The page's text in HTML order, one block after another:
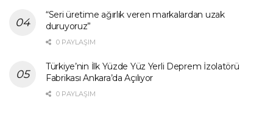
“Seri üretime ağırlık veren markalardan uzak
duruyoruz”
0 PAYLAŞIM
Türkiye’nin İlk Yüzde Yüz Yerli Deprem İzolatörü
Fabrikası Ankara’da Açılıyor
0 PAYLAŞIM